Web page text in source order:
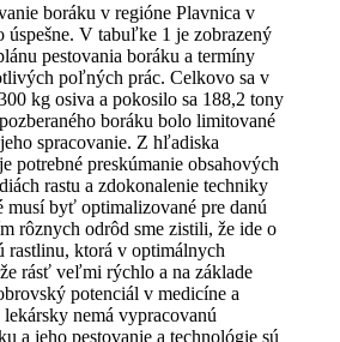
boráku v regióne Plavnica v
úspešne. V tabuľke 1 je zobrazený
pestovania boráku a termíny
poľných prác. Celkovo sa v
kg osiva a pokosilo sa 188,2 tony
boráku bolo limitované
spracovanie. Z hľadiska
potrebné preskúmanie obsahových
rastu a zdokonalenie techniky
musí byť optimalizované pre danú
rôznych odrôd sme zistili, že ide o
rastlinu, ktorá v optimálnych
rásť veľmi rýchlo a na základe
potenciál v medicíne a
nemá vypracovanú
a jeho pestovanie a technológie sú